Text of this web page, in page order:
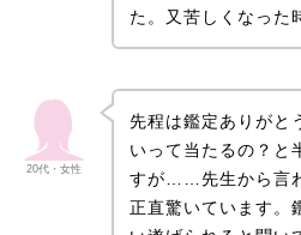
た。又苦しくなった
20代・女性
先程は鑑定ありがと
いって当たるの？と
すが……先生から言
正直驚いています。